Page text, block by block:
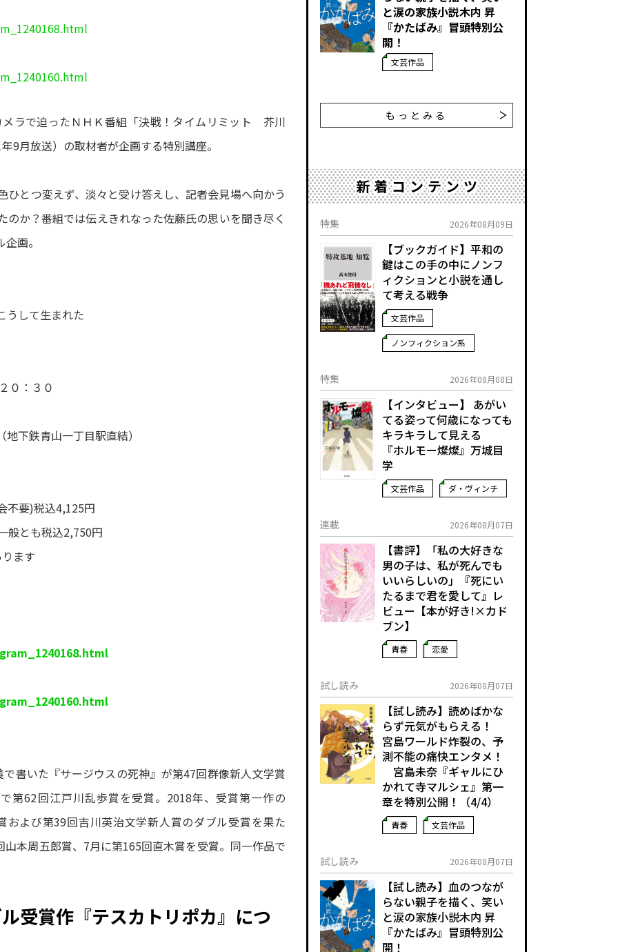
ラで迫ったＮＨＫ番組「決戦！タイムリミット 芥川
9月放送）の取材者が企画する特別講座。
とつ変えず、淡々と受け答えし、記者会見場へ向かう
か？番組では伝えきれなった佐藤氏の思いを聞き尽く
画。
うして生まれた
０：３０
下鉄青山一丁目駅直結）
不要)税込4,125円
般とも税込2,750円
ます
書いた『サージウスの死神』が第47回群像新人文学賞
第62回江戸川乱歩賞を受賞。2018年、受賞第一作の
よび第39回吉川英治文学新人賞のダブル受賞を果た
本周五郎賞、7月に第165回直木賞を受賞。同一作品で
受賞作『テスカトリポカ』につ
と涙の家族小説――木内 昇
『かたばみ』冒頭特別公
開！
文芸作品
もっとみる
新着コンテンツ
特集 2026年08月09日
【ブックガイド】平和の
鍵はこの手の中に――ノンフ
ィクションと小説を通し
て考える戦争
文芸作品
ノンフィクション系
特集 2026年08月08日
【インタビュー】 あがい
てる姿って何歳になっても
キラキラして見える
『ホルモー燦燦』万城目
学
文芸作品 ダ・ヴィンチ
連載 2026年08月07日
【書評】「私の大好きな
男の子は、私が死んでも
いいらしいの」――『死にい
たるまで君を愛して』レ
ビュー【本が好き!×カド
ブン】
青春 恋愛
試し読み 2026年08月07日
【試し読み】読めばかな
らず元気がもらえる！
宮島ワールド炸裂の、予
測不能の痛快エンタメ！
宮島未奈『ギャルにひ
かれて寺マルシェ』第一
章を特別公開！（4/4）
青春 文芸作品
試し読み 2026年08月07日
【試し読み】血のつなが
らない親子を描く、笑い
と涙の家族小説――木内 昇
『かたばみ』冒頭特別公
開！